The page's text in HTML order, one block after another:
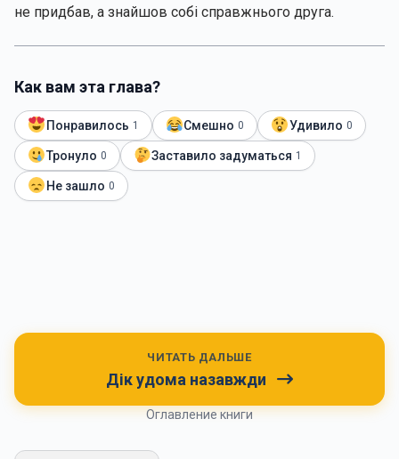
не придбав, а знайшов собі справжнього друга.
Как вам эта глава?
Понравилось 1 Смешно 0 Удивило 0
Тронуло 0 Заставило задуматься 1
Не зашло 0
ЧИТАТЬ ДАЛЬШЕ
Дік удома назавжди
Оглавление книги